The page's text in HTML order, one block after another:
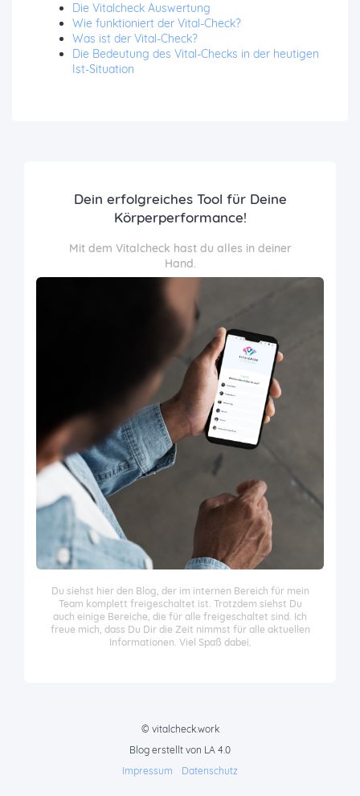
Die Vitalcheck Auswertung
Wie funktioniert der Vital-Check?
Was ist der Vital-Check?
Die Bedeutung des Vital-Checks in der heutigen
Ist-Situation
Dein erfolgreiches Tool für Deine
Körperperformance!
Mit dem Vitalcheck hast du alles in deiner
Hand.
Du siehst hier den Blog, der im internen Bereich für mein
Team komplett freigeschaltet ist. Trotzdem siehst Du
auch einige Bereiche, die für alle freigeschaltet sind. Ich
freue mich, dass Du Dir die Zeit nimmst für alle aktuellen
Informationen. Viel Spaß dabei.
© vitalcheck.work
Blog erstellt von LA 4.0
Impressum
Datenschutz